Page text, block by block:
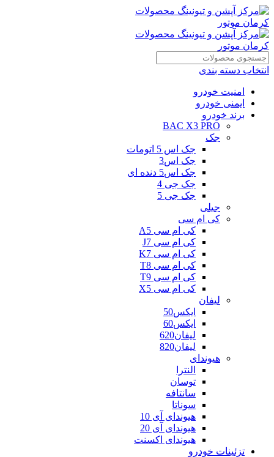
انتخاب دسته بندی
امنیت خودرو
ایمنی خودرو
برند خودرو
BAC X3 PRO
جک
جک اس 5 اتومات
جک اس3
جک اس5 دنده ای
جک جی 4
جک جی 5
جیلی
کی ام سی
کی ام سی A5
کی ام سی J7
کی ام سی K7
کی ام سی T8
کی ام سی T9
کی ام سی X5
لیفان
ایکس50
ایکس60
لیفان620
لیفان820
هیوندای
النترا
توسان
سانتافه
سوناتا
هیوندای آی 10
هیوندای آی 20
هیوندای اکسنت
تزئینات خودرو